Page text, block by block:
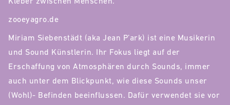
zooeyagro.de
Miriam Siebenstädt (aka Jean P’ark) ist eine Musikerin
und Sound Künstlerin. Ihr Fokus liegt auf der
Erschaffung von Atmosphären durch Sounds, immer
auch unter dem Blickpunkt, wie diese Sounds unser
(Wohl)- Befinden beeinflussen. Dafür verwendet sie vor